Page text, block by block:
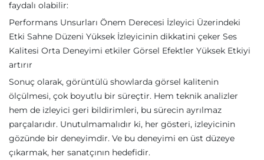
faydalı olabilir:
Performans Unsurları Önem Derecesi İzleyici Üzerindeki
Etki Sahne Düzeni Yüksek İzleyicinin dikkatini çeker Ses
Kalitesi Orta Deneyimi etkiler Görsel Efektler Yüksek Etkiyi
artırır
Sonuç olarak, görüntülü showlarda görsel kalitenin
ölçülmesi, çok boyutlu bir süreçtir. Hem teknik analizler
hem de izleyici geri bildirimleri, bu sürecin ayrılmaz
parçalarıdır. Unutulmamalıdır ki, her gösteri, izleyicinin
gözünde bir deneyimdir. Ve bu deneyimi en üst düzeye
çıkarmak, her sanatçının hedefidir.